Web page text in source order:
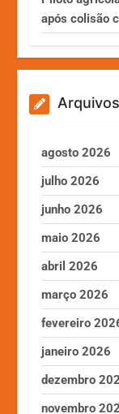
após colisão
Arquivos
agosto 2026
julho 2026
junho 2026
maio 2026
abril 2026
março 2026
fevereiro
janeiro 2026
dezembro
novembro